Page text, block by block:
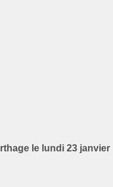
le lundi 23 janvier